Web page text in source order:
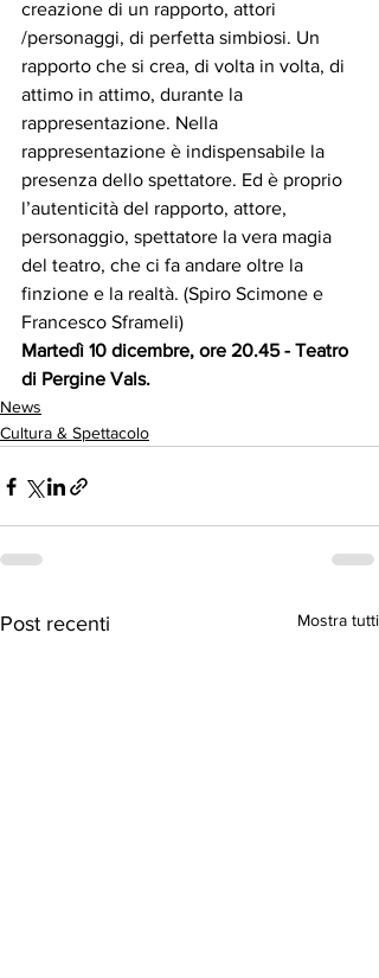
creazione di un rapporto, attori
/personaggi, di perfetta simbiosi. Un
rapporto che si crea, di volta in volta, di
attimo in attimo, durante la
rappresentazione. Nella
rappresentazione è indispensabile la
presenza dello spettatore. Ed è proprio
l’autenticità del rapporto, attore,
personaggio, spettatore la vera magia
del teatro, che ci fa andare oltre la
finzione e la realtà. (Spiro Scimone e
Francesco Sframeli)
Martedì 10 dicembre, ore 20.45 - Teatro
di Pergine Vals.
News
Cultura & Spettacolo
Post recenti Mostra tutti